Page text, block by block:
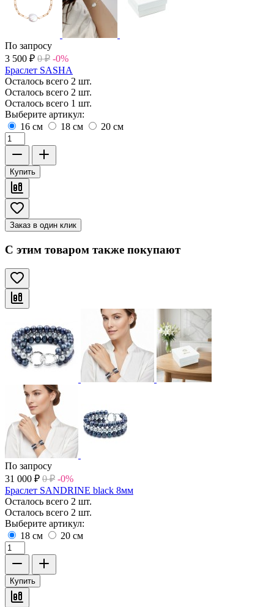
По запросу
3 500 ₽ 0 ₽ -0%
Браслет SASHA
Осталось всего 2 шт.
Осталось всего 2 шт.
Осталось всего 1 шт.
Выберите артикул:
16 см
18 см 20 см
Купить
Заказ в один клик
С этим товаром также покупают
По запросу
31 000 ₽ 0 ₽ -0%
Браслет SANDRINE black 8мм
Осталось всего 2 шт.
Осталось всего 2 шт.
Выберите артикул:
18 см
20 см
Купить